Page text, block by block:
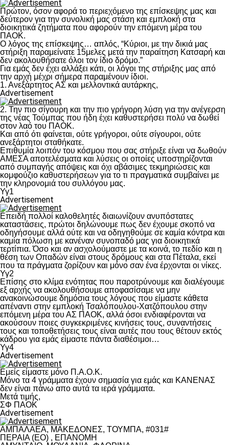
Πρώτον, όσον αφορά το περιεχόμενο της επίσκεψης μας και
δεύτερον για την συνολική μας στάση και εμπλοκή στα
διοικητικά ζητήματα που αφορούν την επόμενη μέρα του
ΠΑΟΚ.
Ο λόγος της επίσκεψης… απλός, “Κύριοι, με την δικιά μας
στήριξη παραμείνατε 15μελες μετά την παραίτηση Κατσαρή και
δεν ακολουθήσατε όλοι τον ίδιο δρόμο.”
Για εμάς δεν έχει αλλάξει κάτι, οι λόγοι της στήριξης μας από
την αρχή μέχρι σήμερα παραμένουν ίδιοι.
1. Ανεξάρτητος ΑΣ και μελλοντικά αυτάρκης,
Advertisement
2. Την πιο σίγουρη και την πιο γρήγορη λύση για την ανέγερση
της νέας Τούμπας που ήδη έχει καθυστερήσει πολύ να δωθεί
στον λαό του ΠΑΟΚ.
Και από ότι φαίνεται, ούτε γρήγοροι, ούτε σίγουροι, ούτε
ανεξάρτητοι σταθήκατε.
Επιθυμία λοιπόν του κόσμου που σας στήριξε είναι να δωθούν
ΑΜΕΣΑ αποτελέσματα και λύσεις οι οποίες υποστηρίζονται
από συμπαγής απόψεις και όχι αβάσιμες τεκμηριώσεις και
κομφούζιο καθυστερήσεων για το τι πραγματικά συμβαίνει με
την κληρονομιά του συλλόγου μας.
Υγ1
Advertisement
Επειδή πολλοί καλοθελητές διαιωνίζουν ανυπόστατες
καταστάσεις, πρώτοι δηλώνουμε πως δεν έχουμε σκοπό να
οδηγήσουμε αλλά ούτε και να οδηγηθούμε σε καμία κόντρα και
καμία πόλωση με κανέναν συνοπαδό μας για διοικητικά
τερτίπια. Όσο και αν ασχολούμαστε με τα κοινά, το πεδίο και η
θέση των Οπαδών είναι στους δρόμους και στα Πέταλα, εκεί
που τα πράγματα ζορίζουν και μόνο σαν ένα έρχονται οι νίκες.
Υγ2
Επίσης στο κλίμα ενότητας που παροτρύνουμε και διαλέγουμε
εξ αρχής να ακολουθήσουμε αποφασίσαμε να μην
ανακοινώσουμε δημόσια τους λόγους που είμαστε κάθετα
απέναντι στην εμπλοκή Τσαλόπουλου-Χατζόπουλου στην
επόμενη μέρα του ΑΣ ΠΑΟΚ, αλλά όσοι ενδιαφέρονται να
ακούσουν ποιες συγκεκριμένες κινήσεις τους, συναντήσεις
τους και τοποθετήσεις τους είναι αυτές που τους θέτουν εκτός
κάδρου για εμάς είμαστε πάντα διαθέσιμοι…
Υγ4
Advertisement
Εμείς είμαστε μόνο Π.Α.Ο.Κ.
Μόνο τα 4 γράμματα έχουν σημασία για εμάς και ΚΑΝΕΝΑΣ
δεν είναι πάνω απο αυτά τα ιερά γράμματα.
Μετά τιμής,
ΣΦ ΠΑΟΚ
Advertisement
ΑΜΠΑΛΑΕΑ, ΜΑΚΕΔΟΝΕΣ, ΤΟΥΜΠΑ, #031#
ΠΕΡΑΙΑ (ΕΟ) , ΕΠΑΝΟΜΗ